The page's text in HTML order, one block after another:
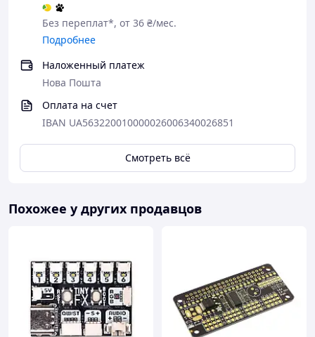
Преимущества:
Позволяет изучить работу катушки Тесла на
зрелищных опытов.
Возможность воспроизведения музыки и
звуковых эффектов.
Полный комплект деталей для сборки.
Отличный набор для радиолюбителей,
Без переплат*, от 36 ₴/мес.
Подробнее
Наложенный платеж
Нова Пошта
Оплата на счет
IBAN UA563220010000026006340026851
Смотреть всё
Похожее у других продавцов